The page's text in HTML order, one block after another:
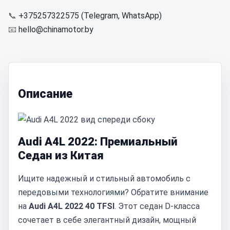
📞 +375257322575 (Telegram, WhatsApp)
📧 hello@chinamotor.by
Описание
Audi A4L 2022: Премиальный
Седан из Китая
Ищите надежный и стильный автомобиль с
передовыми технологиями? Обратите внимание
на Audi A4L 2022 40 TFSI . Этот седан D-класса
сочетает в себе элегантный дизайн, мощный